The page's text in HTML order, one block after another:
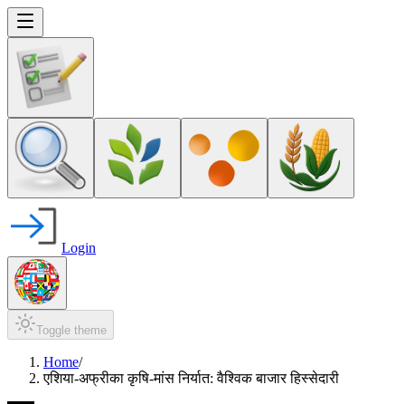
Login
Toggle theme
Home/
एशिया-अफ्रीका कृषि-मांस निर्यात: वैश्विक बाजार हिस्सेदारी